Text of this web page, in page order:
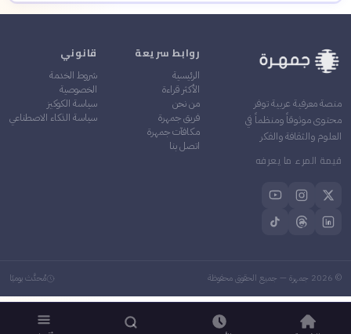
منصة معرفية عربية توفر
محتوى موثوقاً ومنظماً في
العلوم والثقافة والفكر
قيمة المرء ما يعرفه
روابط سريعة
الرئيسية
الأكثر قراءة
من نحن
فريق جمهرة
مكافآت جمهرة
اتصل بنا
قانوني
شروط الخدمة
الخصوصية
سياسة الكوكيز
سياسة الذكاء الاصطناعي
©
2026 جمهرة — جميع الحقوق محفوظة مُحدَّث يوميًا